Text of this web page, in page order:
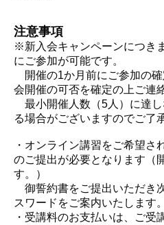
注意事項
※新入会キャンペーンにつき
にご参加が可能です。
開催の1か月前にご参加の
会開催の可否を確定の上ご連
最小開催人数（5人）に達
る場合がございますのでご了
・オンライン講習をご希望さ
のご提出が必要となります（
す。）
御誓約書をご提出いただき
スワードをご案内いたします。
・受講料のお支払いは、ご受